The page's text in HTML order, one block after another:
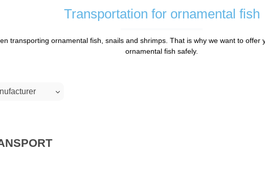
Transportation for ornamental fish
transporting ornamental fish, snails and shrimps. That is why we want to
ornamental fish safely.